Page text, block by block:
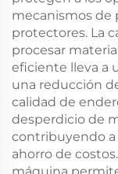
mecanismos de
protectores. La
procesar
eficiente lleva a
una reducción
calidad de
desperdicio de
contribuyendo a
ahorro de
máquina